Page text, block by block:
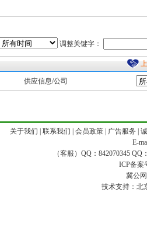
调整关键字：
供应信息/公司
关于我们 联系我们 会员政策| 广告服务
E-
（客服）QQ：842070345 QQ
ICP备案
冀公
技术支持： 北